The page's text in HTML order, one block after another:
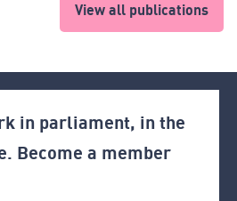
View all publications
in parliament, in the
Become a member